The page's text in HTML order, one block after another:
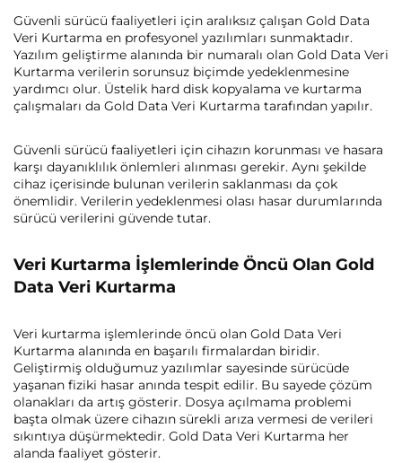
Güvenli sürücü faaliyetleri için aralıksız çalışan Gold Data
Veri Kurtarma en profesyonel yazılımları sunmaktadır.
Yazılım geliştirme alanında bir numaralı olan Gold Data Veri
Kurtarma verilerin sorunsuz biçimde yedeklenmesine
yardımcı olur. Üstelik hard disk kopyalama ve kurtarma
çalışmaları da Gold Data Veri Kurtarma tarafından yapılır.
Güvenli sürücü faaliyetleri için cihazın korunması ve hasara
karşı dayanıklılık önlemleri alınması gerekir. Aynı şekilde
cihaz içerisinde bulunan verilerin saklanması da çok
önemlidir. Verilerin yedeklenmesi olası hasar durumlarında
sürücü verilerini güvende tutar.
Veri Kurtarma İşlemlerinde Öncü Olan Gold
Data Veri Kurtarma
Veri kurtarma işlemlerinde öncü olan Gold Data Veri
Kurtarma alanında en başarılı firmalardan biridir.
Geliştirmiş olduğumuz yazılımlar sayesinde sürücüde
yaşanan fiziki hasar anında tespit edilir. Bu sayede çözüm
olanakları da artış gösterir. Dosya açılmama problemi
başta olmak üzere cihazın sürekli arıza vermesi de verileri
sıkıntıya düşürmektedir. Gold Data Veri Kurtarma her
alanda faaliyet gösterir.